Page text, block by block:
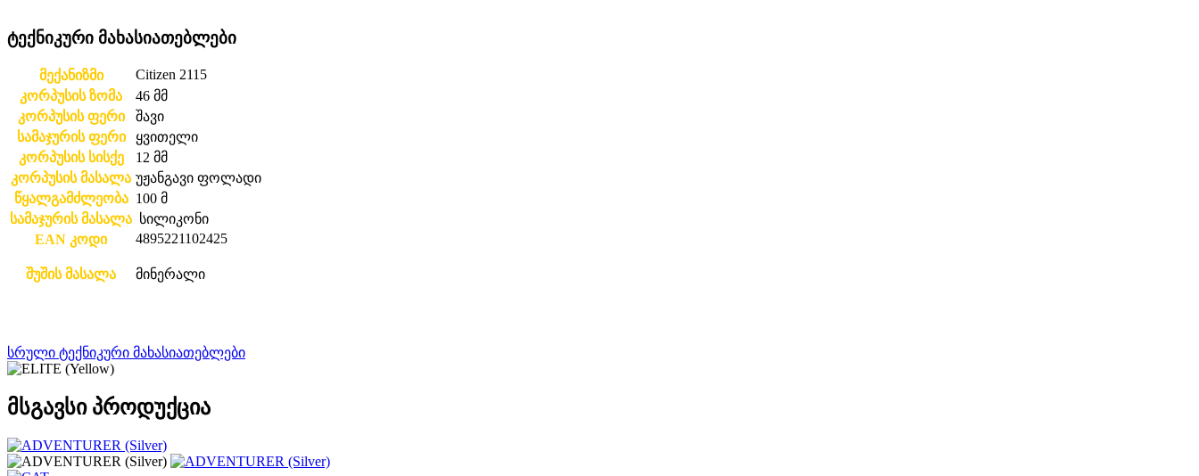
ტექნიკური მახასიათებლები
მექანიზმი
Citizen 2115
კორპუსის ზომა
46 მმ
კორპუსის ფერი
შავი
სამაჯურის ფერი
ყვითელი
კორპუსის სისქე
12 მმ
კორპუსის მასალა უჟანგავი ფოლადი
წყალგამძლეობა 100 მ
სამაჯურის მასალა სილიკონი
EAN კოდი
4895221102425
შუშის მასალა მინერალი
სრული ტექნიკური მახასიათებლები
მსგავსი პროდუქცია